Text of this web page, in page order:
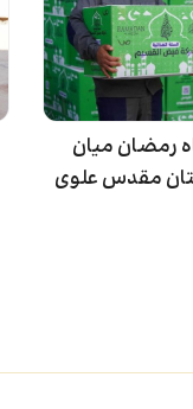
رمضان میان
مقدس علوی